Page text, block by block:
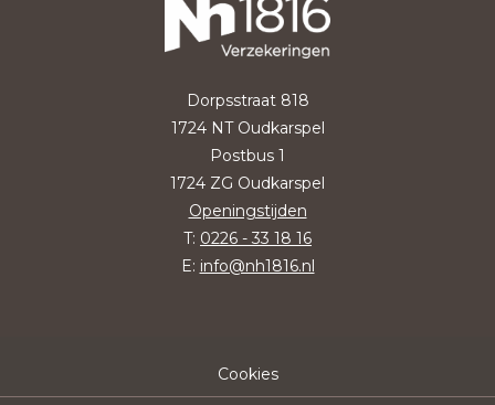
Dorpsstraat 818
1724 NT Oudkarspel
Postbus 1
1724 ZG Oudkarspel
Openingstijden
T: 0226 - 33 18 16
E: info@nh1816.nl
Cookies